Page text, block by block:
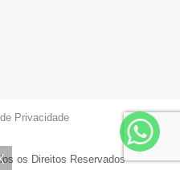
Privacidade
os Direitos Reservados